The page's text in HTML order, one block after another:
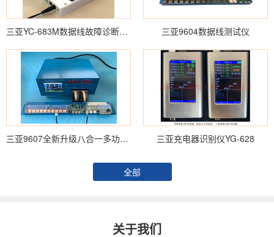
三亚YC-683M数据线故障诊断综合测试仪 三亚9604数据线测试仪
三亚9607全新升级八合一多功能数据线测试仪 三亚充电器识别仪YG-628
全部
关于我们